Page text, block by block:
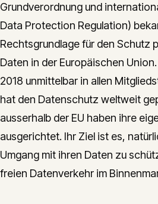
Get in touch
CONTACT
info@innopulse.io+41 79 508 28 06
Gotthardstrasse 30, 6300 Zug
Grundverordnung und
Data Protection Regulation)
Rechtsgrundlage für den Schutz
Daten in der Europäischen
2018 unmittelbar in allen
hat den Datenschutz weltweit
ausserhalb der EU haben ihre
ausgerichtet. Ihr Ziel ist es,
Umgang mit ihren Daten zu
freien Datenverkehr im